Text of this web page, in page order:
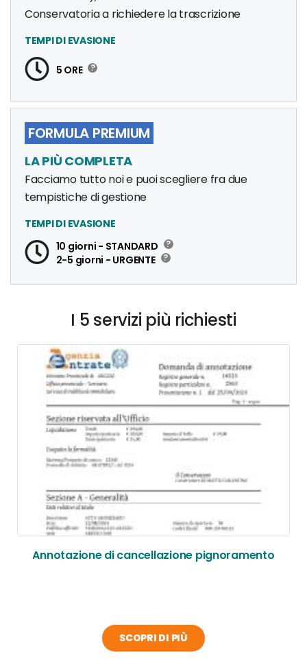
Conservatoria a richiedere la trascrizione
TEMPI DI EVASIONE
5 ORE
FORMULA PREMIUM
LA PIÙ COMPLETA
Facciamo tutto noi e puoi scegliere fra due
tempistiche di gestione
TEMPI DI EVASIONE
10 giorni - STANDARD
2-5 giorni - URGENTE
I 5 servizi più richiesti
Annotazione di cancellazione pignoramento
SCOPRI DI PIÙ